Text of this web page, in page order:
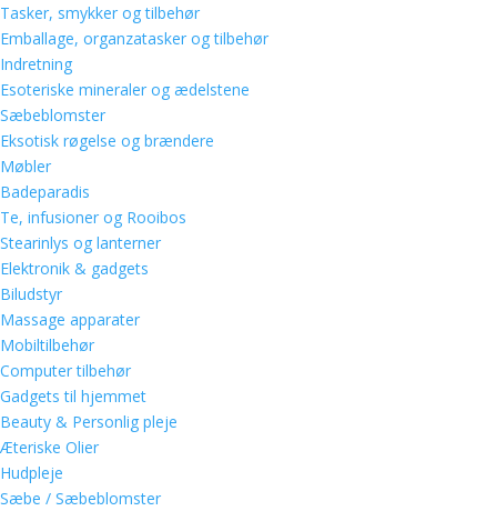
Tasker, smykker og tilbehør
Emballage, organzatasker og tilbehør
Indretning
Esoteriske mineraler og ædelstene
Sæbeblomster
Eksotisk røgelse og brændere
Møbler
Badeparadis
Te, infusioner og Rooibos
Stearinlys og lanterner
Elektronik & gadgets
Biludstyr
Massage apparater
Mobiltilbehør
Computer tilbehør
Gadgets til hjemmet
Beauty & Personlig pleje
Æteriske Olier
Hudpleje
Sæbe / Sæbeblomster